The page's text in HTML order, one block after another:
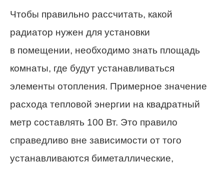
Чтобы правильно рассчитать, какой
радиатор нужен для установки
в помещении, необходимо знать площадь
комнаты, где будут устанавливаться
элементы отопления. Примерное значение
расхода тепловой энергии на квадратный
метр составлять 100 Вт. Это правило
справедливо вне зависимости от того
устанавливаются биметаллические,